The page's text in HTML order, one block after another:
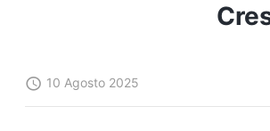
10 Agosto 2025